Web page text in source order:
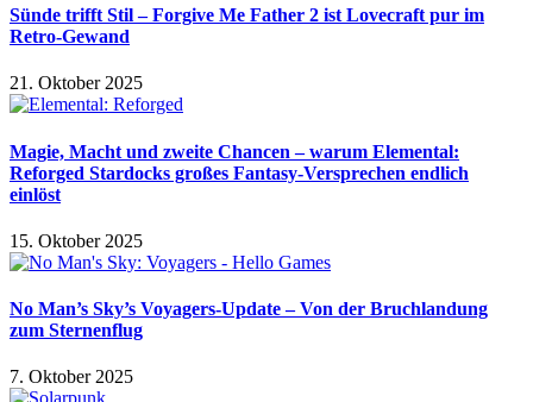
Sünde trifft Stil – Forgive Me Father 2 ist Lovecraft pur im
Retro-Gewand
21. Oktober 2025
Magie, Macht und zweite Chancen – warum Elemental:
Reforged Stardocks großes Fantasy-Versprechen endlich
einlöst
15. Oktober 2025
No Man’s Sky’s Voyagers-Update – Von der Bruchlandung
zum Sternenflug
7. Oktober 2025